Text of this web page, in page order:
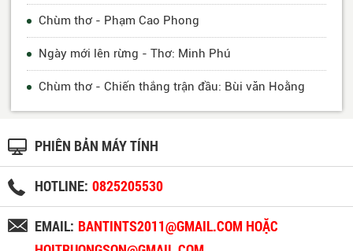
Chùm thơ - Phạm Cao Phong
Ngày mới lên rừng - Thơ: Minh Phú
Chùm thơ - Chiến thắng trận đầu: Bùi văn Hoằng
PHIÊN BẢN MÁY TÍNH
HOTLINE: 0825205530
EMAIL: BANTINTS2011@GMAIL.COM HOẶC